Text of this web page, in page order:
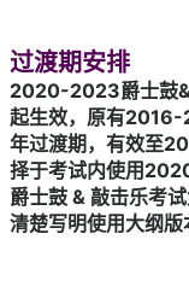
过渡期安排
2020-2023爵士鼓&
起生效，原有2016-
年过渡期，有效至
择于考试内使用
爵士鼓 & 敲击乐考
清楚写明使用大纲版